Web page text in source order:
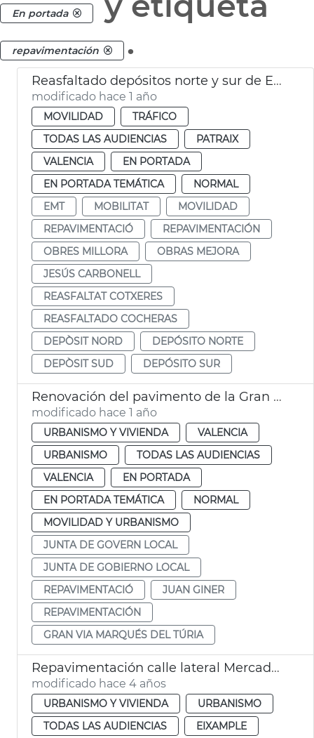
En portada
repavimentación .
Reasfaltado depósitos norte y sur de EMT
modificado hace 1 año
MOVILIDAD
TRÁFICO
TODAS LAS AUDIENCIAS
PATRAIX
VALENCIA
EN PORTADA
EN PORTADA TEMÁTICA
NORMAL
EMT
MOBILITAT
MOVILIDAD
REPAVIMENTACIÓ
REPAVIMENTACIÓN
OBRES MILLORA
OBRAS MEJORA
JESÚS CARBONELL
REASFALTAT COTXERES
REASFALTADO COCHERAS
DEPÒSIT NORD
DEPÓSITO NORTE
DEPÒSIT SUD
DEPÓSITO SUR
Renovación del pavimento de la Gran Via Marqués del Túria de València
modificado hace 1 año
URBANISMO Y VIVIENDA
VALENCIA
URBANISMO
TODAS LAS AUDIENCIAS
VALENCIA
EN PORTADA
EN PORTADA TEMÁTICA
NORMAL
MOVILIDAD Y URBANISMO
JUNTA DE GOVERN LOCAL
JUNTA DE GOBIERNO LOCAL
REPAVIMENTACIÓ
JUAN GINER
REPAVIMENTACIÓN
GRAN VIA MARQUÉS DEL TÚRIA
Repavimentación calle lateral Mercado Colón
modificado hace 4 años
URBANISMO Y VIVIENDA
URBANISMO
TODAS LAS AUDIENCIAS
EIXAMPLE